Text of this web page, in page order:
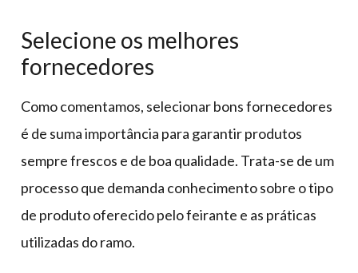
Selecione os melhores
fornecedores
Como comentamos, selecionar bons fornecedores
é de suma importância para garantir produtos
sempre frescos e de boa qualidade. Trata-se de um
processo que demanda conhecimento sobre o tipo
de produto oferecido pelo feirante e as práticas
utilizadas do ramo.